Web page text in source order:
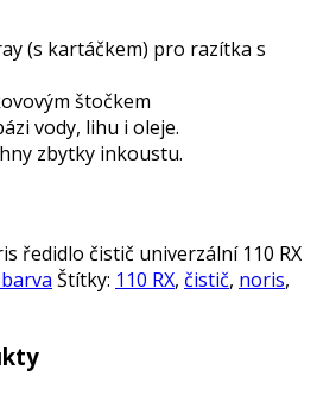
(s kartáčkem) pro razítka s
štočkem
vody, lihu i oleje.
zbytky inkoustu.
ředidlo čistič univerzální 110 RX
Štítky: 110 RX, čistič, noris,